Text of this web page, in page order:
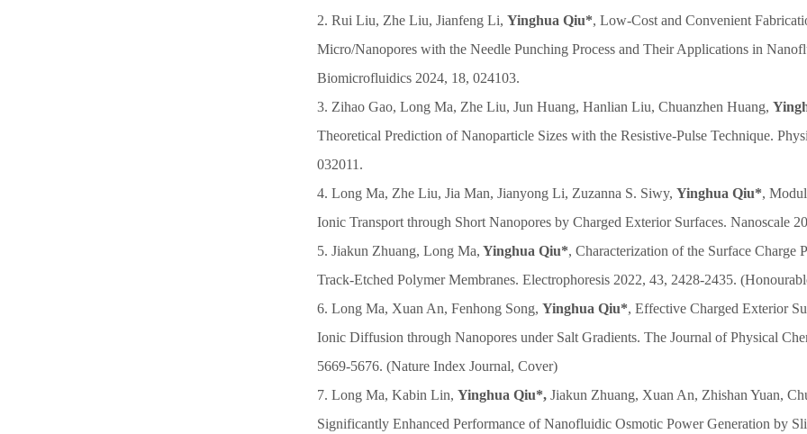
2. Rui Liu, Zhe Liu, Jianfeng Li, Yinghua Qiu*, Low-Cost and Convenient
Micro/Nanopores with the Needle Punching Process and Their Applications in
Biomicrofluidics 2024, 18, 024103.
3. Zihao Gao, Long Ma, Zhe Liu, Jun Huang, Hanlian Liu, Chuanzhen Huang,
Theoretical Prediction of Nanoparticle Sizes with the Resistive-Pulse Technique.
032011.
4. Long Ma, Zhe Liu, Jia Man, Jianyong Li, Zuzanna S. Siwy, Yinghua Qiu*,
Ionic Transport through Short Nanopores by Charged Exterior Surfaces. Nanoscale
5. Jiakun Zhuang, Long Ma, Yinghua Qiu*, Characterization of the Surface Charge
Track-Etched Polymer Membranes. Electrophoresis 2022, 43, 2428-2435.
6. Long Ma, Xuan An, Fenhong Song, Yinghua Qiu*, Effective Charged Exterior
Ionic Diffusion through Nanopores under Salt Gradients. The Journal of Physical
5669-5676. (Nature Index Journal, Cover)
7. Long Ma, Kabin Lin, Yinghua Qiu*, Jiakun Zhuang, Xuan An, Zhishan Yuan,
Significantly Enhanced Performance of Nanofluidic Osmotic Power Generation by